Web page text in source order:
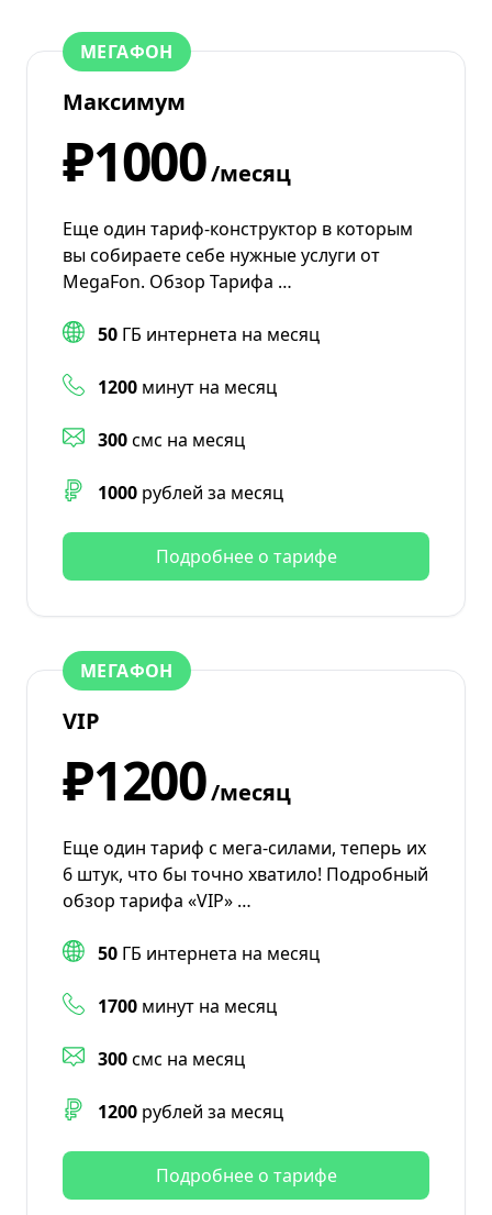
МЕГАФОН
Максимум
₽1000/месяц
Еще один тариф-конструктор в которым
вы собираете себе нужные услуги от
MegaFon. Обзор Тарифа …
50 ГБ интернета на месяц
1200 минут на месяц
300смс на месяц
1000 рублей за месяц
Подробнее о тарифе
МЕГАФОН
VIP
₽1200/месяц
Еще один тариф с мега-силами, теперь их
6 штук, что бы точно хватило! Подробный
обзор тарифа «VIP» …
50 ГБ интернета на месяц
1700 минут на месяц
300смс на месяц
1200 рублей за месяц
Подробнее о тарифе